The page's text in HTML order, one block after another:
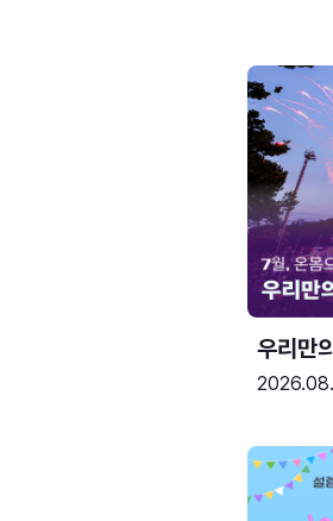
우리만